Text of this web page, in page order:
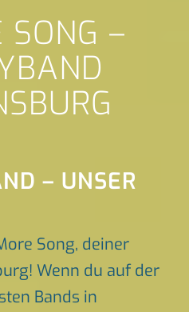
SONG –
– UNSER
Song, deiner
Wenn du auf der
Bands in